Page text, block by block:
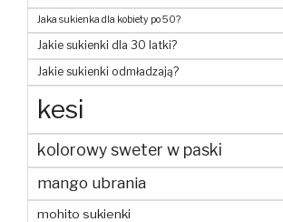
Jaka sukienka dla kobiety po 50?
Jakie sukienki dla 30 latki?
Jakie sukienki odmładzają?
kesi
kolorowy sweter w paski
mango ubrania
mohito sukienki